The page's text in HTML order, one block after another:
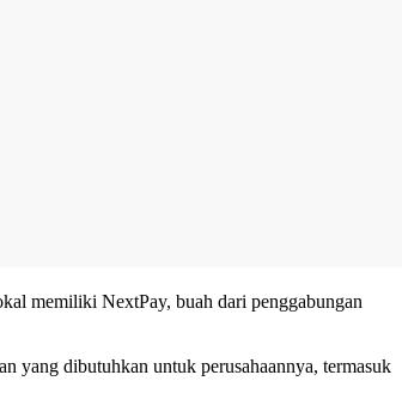
memiliki NextPay, buah dari penggabungan
yang dibutuhkan untuk perusahaannya, termasuk